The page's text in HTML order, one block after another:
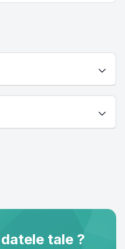
tale ?